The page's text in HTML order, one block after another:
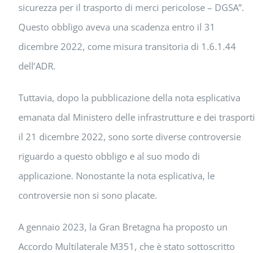
sicurezza per il trasporto di merci pericolose – DGSA”.
Questo obbligo aveva una scadenza entro il 31
dicembre 2022, come misura transitoria di 1.6.1.44
dell’ADR.
Tuttavia, dopo la pubblicazione della nota esplicativa
emanata dal Ministero delle infrastrutture e dei trasporti
il 21 dicembre 2022, sono sorte diverse controversie
riguardo a questo obbligo e al suo modo di
applicazione. Nonostante la nota esplicativa, le
controversie non si sono placate.
A gennaio 2023, la Gran Bretagna ha proposto un
Accordo Multilaterale M351, che è stato sottoscritto